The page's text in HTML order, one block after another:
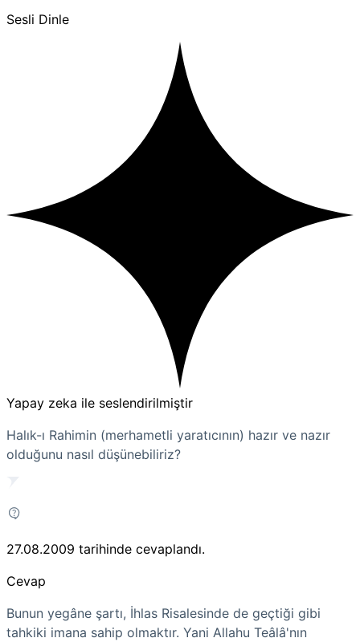
Sesli Dinle
Yapay zeka ile seslendirilmiştir
Halık-ı Rahimin (merhametli yaratıcının) hazır ve nazır
olduğunu nasıl düşünebiliriz?
27.08.2009 tarihinde cevaplandı.
Cevap
Bunun yegâne şartı, İhlas Risalesinde de geçtiği gibi
tahkiki imana sahip olmaktır. Yani Allahu Teâlâ'nın